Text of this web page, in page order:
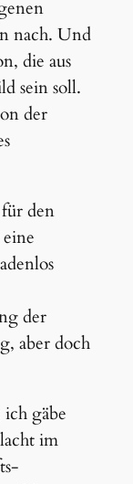
nach. Und
die aus
sein soll.
der
den
der
aber doch
gäbe
im